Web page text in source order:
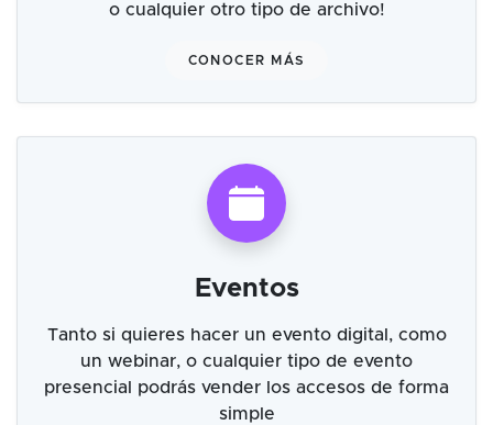
o cualquier otro tipo de archivo!
CONOCER MÁS
Eventos
Tanto si quieres hacer un evento digital, como
un webinar, o cualquier tipo de evento
presencial podrás vender los accesos de forma
simple